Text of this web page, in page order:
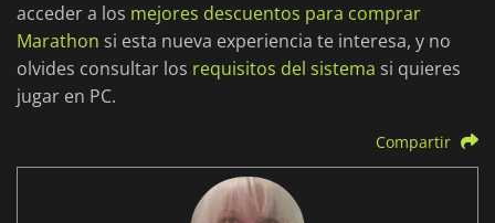
acceder a los mejores descuentos para comprar
Marathon si esta nueva experiencia te interesa, y no
olvides consultar los requisitos del sistema si quieres
jugar en PC.
Compartir